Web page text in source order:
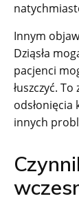
Innym
Dziąsła
pacjenci
łuszczyć.
odsłonięcia
innych